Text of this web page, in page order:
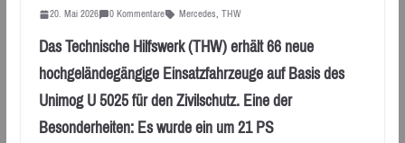
20. Mai 2026 0 Kommentare Mercedes, THW
Das Technische Hilfswerk (THW) erhält 66 neue
hochgeländegängige Einsatzfahrzeuge auf Basis des
Unimog U 5025 für den Zivilschutz. Eine der
Besonderheiten: Es wurde ein um 21 PS